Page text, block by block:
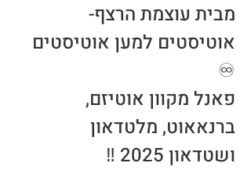
מבית עוצמת הרצף-
אוטיסטים למען אוטיסטים
♾
פאנל מקוון אוטיזם,
ברנאאוט, מלטדאון
ושטדאון 2025 ‼